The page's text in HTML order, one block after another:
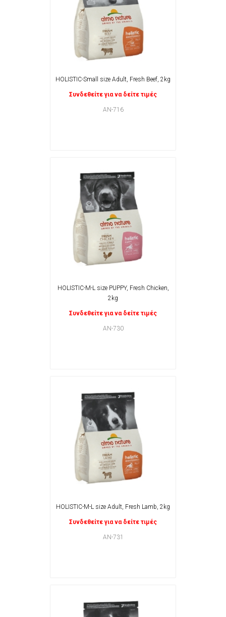
HOLISTIC-Small size Adult, Fresh Beef, 2kg
Συνδεθείτε για να δείτε τιμές
AN-716
HOLISTIC-M-L size PUPPY, Fresh Chicken,
2kg
Συνδεθείτε για να δείτε τιμές
AN-730
HOLISTIC-M-L size Adult, Fresh Lamb, 2kg
Συνδεθείτε για να δείτε τιμές
AN-731